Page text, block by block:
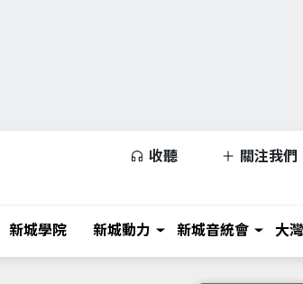
收聽 關注我們
新城學院 新城動力 新城音統會 大